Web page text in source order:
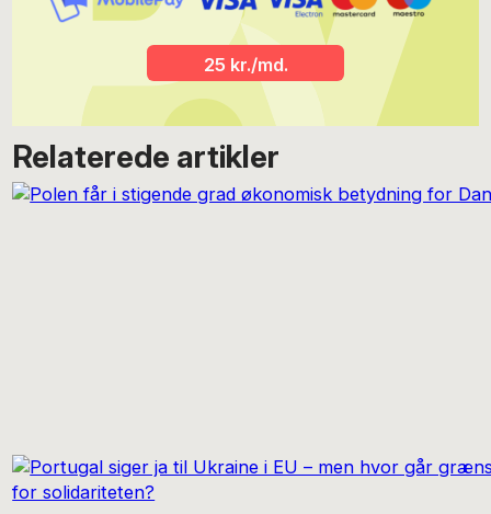
25 kr./md.
Relaterede artikler